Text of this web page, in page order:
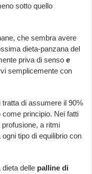
sotto quello
che sembra avere
dieta-panzana del
priva di sensoe
semplicemente con
di assumere il 90%
come principio. Nei fatti
a ritmi
tipo di equilibrio con
delle palline di